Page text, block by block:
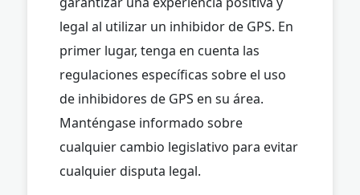
legal al utilizar un inhibidor de GPS. En
primer lugar, tenga en cuenta las
regulaciones específicas sobre el uso
de inhibidores de GPS en su área.
Manténgase informado sobre
cualquier cambio legislativo para evitar
cualquier disputa legal.